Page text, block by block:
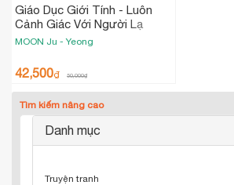
Giáo Dục Giới Tính - Luôn
Cảnh Giác Với Người Lạ
MOON Ju - Yeong
42,500₫ 50,000₫
Tìm kiếm nâng cao
Danh mục
Truyện tranh